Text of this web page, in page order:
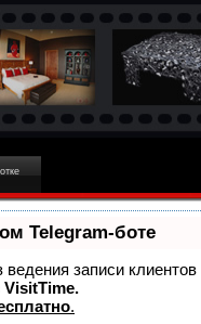
Telegram-боте
ведения записи
VisitTime.
.